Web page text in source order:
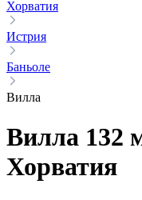
Хорватия
Истрия
Баньоле
Вилла
Вилла 132
Хорватия